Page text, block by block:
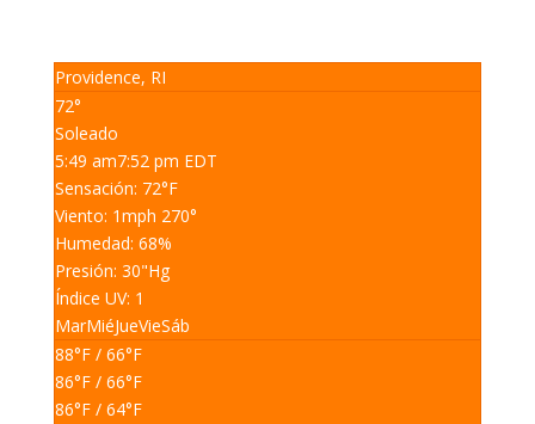
Providence, RI
72°
Soleado
5:49 am7:52 pm EDT
Sensación: 72°F
Viento: 1mph 270°
Humedad: 68%
Presión: 30"Hg
Índice UV: 1
MarMiéJueVieSáb
88°F/ 66°F
86°F/ 66°F
86°F/ 64°F